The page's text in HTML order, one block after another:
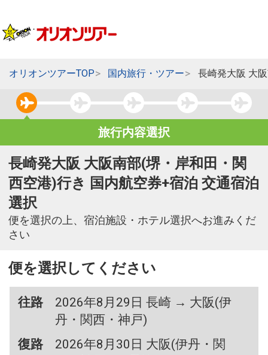
オリオンツアーTOP 国内旅行・ツアー 長崎発大阪 大
旅行内容選択
長崎発大阪 大阪南部(堺・岸和田・関
西空港)行き 国内航空券+宿泊 交通宿泊
選択
便を選択の上、宿泊施設・ホテル選択へお進みくだ
さい
便を選択してください
往路
2026年8月29日 長崎 → 大阪(伊
丹・関西・神戸)
復路
2026年8月30日 大阪(伊丹・関